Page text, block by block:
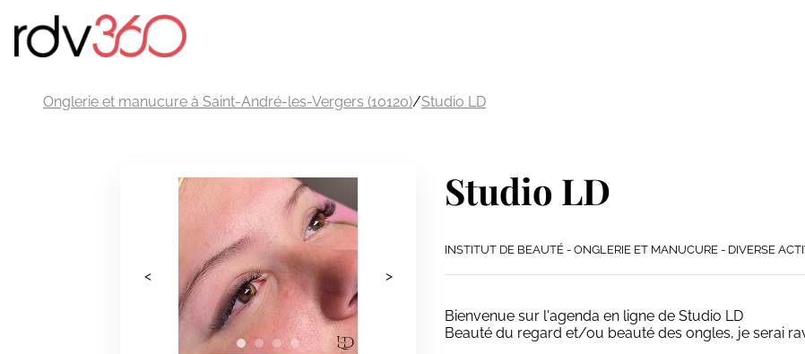
Onglerie et manucure à Saint-André-les-Vergers (10120)/Studio LD
< >
Studio LD
INSTITUT DE BEAUTÉ - ONGLERIE ET MANUCURE - DIVERSE
Bienvenue sur l'agenda en ligne de Studio LD
Beauté du regard et/ou beauté des ongles, je serai